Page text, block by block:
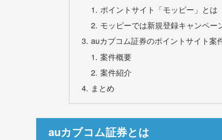
ポイントサイト「モッピー」とは
モッピーでは新規登録キャンペー
auカブコム証券のポイントサイト案
案件概要
案件紹介
まとめ
auカブコム証券とは